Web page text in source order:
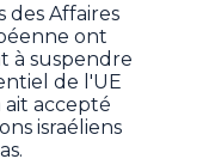
des Affaires
ont
à suspendre
de l'UE
ait accepté
israéliens